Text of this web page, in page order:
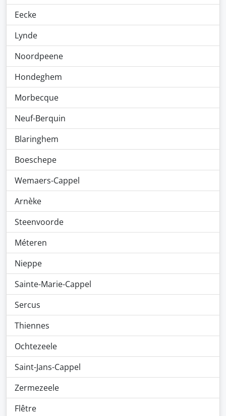
Eecke
Lynde
Noordpeene
Hondeghem
Morbecque
Neuf-Berquin
Blaringhem
Boeschepe
Wemaers-Cappel
Arnèke
Steenvoorde
Méteren
Nieppe
Sainte-Marie-Cappel
Sercus
Thiennes
Ochtezeele
Saint-Jans-Cappel
Zermezeele
Flêtre